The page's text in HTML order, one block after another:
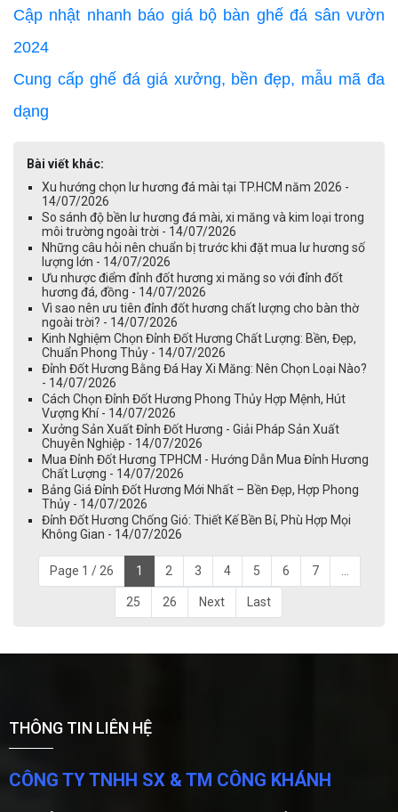
Cập nhật nhanh báo giá bộ bàn ghế đá sân vườn
2024
Cung cấp ghế đá giá xưởng, bền đẹp, mẫu mã đa
dạng
Bài viết khác:
Xu hướng chọn lư hương đá mài tại TP.HCM năm 2026 -
14/07/2026
So sánh độ bền lư hương đá mài, xi măng và kim loại trong
môi trường ngoài trời - 14/07/2026
Những câu hỏi nên chuẩn bị trước khi đặt mua lư hương số
lượng lớn - 14/07/2026
Ưu nhược điểm đỉnh đốt hương xi măng so với đỉnh đốt
hương đá, đồng - 14/07/2026
Vì sao nên ưu tiên đỉnh đốt hương chất lượng cho bàn thờ
ngoài trời? - 14/07/2026
Kinh Nghiệm Chọn Đỉnh Đốt Hương Chất Lượng: Bền, Đẹp,
Chuẩn Phong Thủy - 14/07/2026
Đỉnh Đốt Hương Bằng Đá Hay Xi Măng: Nên Chọn Loại Nào?
- 14/07/2026
Cách Chọn Đỉnh Đốt Hương Phong Thủy Hợp Mệnh, Hút
Vượng Khí - 14/07/2026
Xưởng Sản Xuất Đỉnh Đốt Hương - Giải Pháp Sản Xuất
Chuyên Nghiệp - 14/07/2026
Mua Đỉnh Đốt Hương TPHCM - Hướng Dẫn Mua Đỉnh Hương
Chất Lượng - 14/07/2026
Bảng Giá Đỉnh Đốt Hương Mới Nhất – Bền Đẹp, Hợp Phong
Thủy - 14/07/2026
Đỉnh Đốt Hương Chống Gió: Thiết Kế Bền Bỉ, Phù Hợp Mọi
Không Gian - 14/07/2026
Page 1 / 26 1 2 3 4 5 6 7
25 26 Next Last
THÔNG TIN LIÊN HỆ
CÔNG TY TNHH SX & TM CÔNG KHÁNH